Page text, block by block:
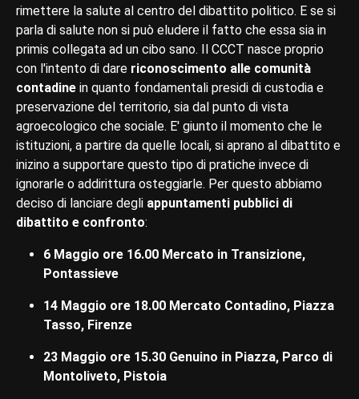
rimettere la salute al centro del dibattito politico. E se si
parla di salute non si può eludere il fatto che essa sia in
primis collegata ad un cibo sano. Il CCCT nasce proprio
con l'intento di dare riconoscimento alle comunità
contadine in quanto fondamentali presidi di custodia e
preservazione del territorio, sia dal punto di vista
agroecologico che sociale. E' giunto il momento che le
istituzioni, a partire da quelle locali, si aprano al dibattito e
inizino a supportare questo tipo di pratiche invece di
ignorarle o addirittura osteggiarle. Per questo abbiamo
deciso di lanciare degli appuntamenti pubblici di
dibattito e confronto:
6 Maggio ore 16.00 Mercato in Transizione,
Pontassieve
14 Maggio ore 18.00 Mercato Contadino, Piazza
Tasso, Firenze
23 Maggio ore 15.30 Genuino in Piazza, Parco di
Montoliveto, Pistoia